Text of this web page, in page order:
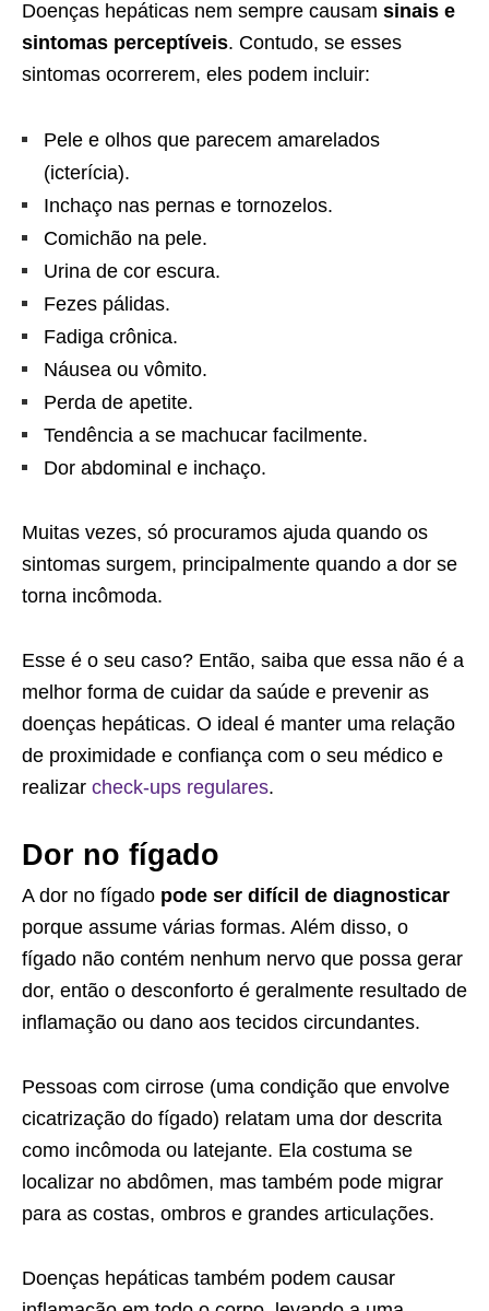
Doenças hepáticas nem sempre causam sinais e
sintomas perceptíveis. Contudo, se esses
sintomas ocorrerem, eles podem incluir:
Pele e olhos que parecem amarelados
(icterícia).
Inchaço nas pernas e tornozelos.
Comichão na pele.
Urina de cor escura.
Fezes pálidas.
Fadiga crônica.
Náusea ou vômito.
Perda de apetite.
Tendência a se machucar facilmente.
Dor abdominal e inchaço.
Muitas vezes, só procuramos ajuda quando os
sintomas surgem, principalmente quando a dor se
torna incômoda.
Esse é o seu caso? Então, saiba que essa não é a
melhor forma de cuidar da saúde e prevenir as
doenças hepáticas. O ideal é manter uma relação
de proximidade e confiança com o seu médico e
realizar check-ups regulares.
Dor no fígado
A dor no fígado pode ser difícil de diagnosticar
porque assume várias formas. Além disso, o
fígado não contém nenhum nervo que possa gerar
dor, então o desconforto é geralmente resultado de
inflamação ou dano aos tecidos circundantes.
Pessoas com cirrose (uma condição que envolve
cicatrização do fígado) relatam uma dor descrita
como incômoda ou latejante. Ela costuma se
localizar no abdômen, mas também pode migrar
para as costas, ombros e grandes articulações.
Doenças hepáticas também podem causar